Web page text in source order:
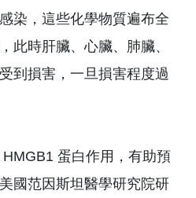
染，這些化學物質遍布全
此時肝臟、心臟、肺臟、
到損害，一旦損害程度過
蛋白作用，有助預
國范因斯坦醫學研究院研